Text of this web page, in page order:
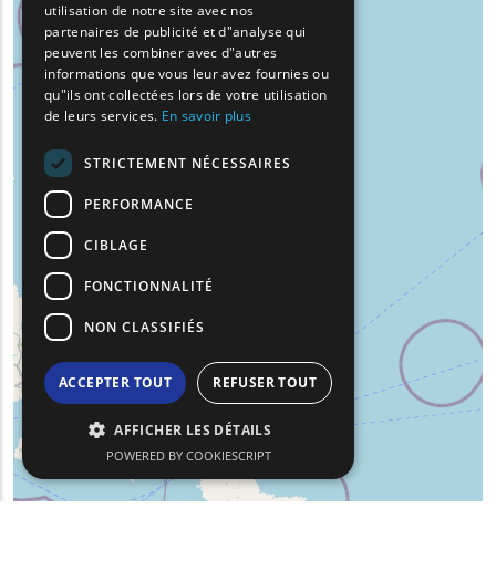
GERMAN
ROMANIAN
TURKISH
utilisation de notre site avec nos
partenaires de publicité et d"analyse qui
peuvent les combiner avec d"autres
informations que vous leur avez fournies ou
qu"ils ont collectées lors de votre utilisation
de leurs services. En savoir plus
STRICTEMENT NÉCESSAIRES
PERFORMANCE
CIBLAGE
FONCTIONNALITÉ
NON CLASSIFIÉS
ACCEPTER TOUT REFUSER TOUT
AFFICHER LES DÉTAILS
POWERED BY COOKIESCRIPT